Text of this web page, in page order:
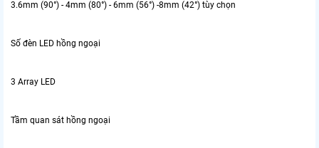
3.6mm (90°) - 4mm (80°) - 6mm (56°) -8mm (42°) tùy chọn
Số đèn LED hồng ngoại
3 Array LED
Tầm quan sát hồng ngoại